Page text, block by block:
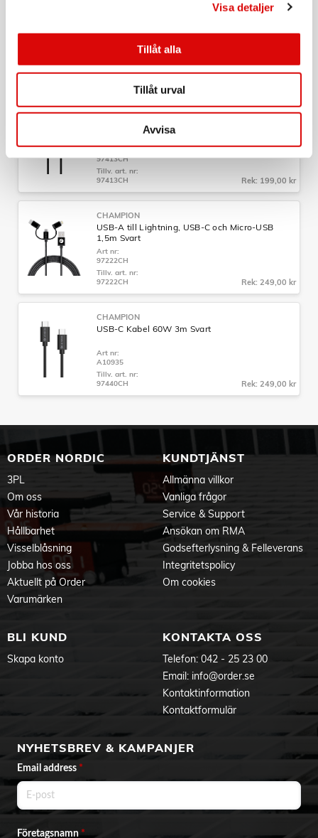
Visa detaljer
Tillåt alla
Tillåt urval
Avvisa
CHAMPION
USB-A till USB-C Kabel 3m Svart
Art nr:
97413CH
Tillv. art. nr:
97413CH
Rek: 199,00 kr
CHAMPION
USB-A till Lightning, USB-C och Micro-USB
1,5m Svart
Art nr:
97222CH
Tillv. art. nr:
97222CH
Rek: 249,00 kr
CHAMPION
USB-C Kabel 60W 3m Svart
Art nr:
A10935
Tillv. art. nr:
97440CH
Rek: 249,00 kr
ORDER NORDIC
3PL
Om oss
Vår historia
Hållbarhet
Visselblåsning
Jobba hos oss
Aktuellt på Order
Varumärken
KUNDTJÄNST
Allmänna villkor
Vanliga frågor
Service & Support
Ansökan om RMA
Godsefterlysning & Felleverans
Integritetspolicy
Om cookies
BLI KUND
Skapa konto
KONTAKTA OSS
Telefon: 042 - 25 23 00
Email: info@order.se
Kontaktinformation
Kontaktformulär
NYHETSBREV & KAMPANJER
Email address *
Företagsnamn*